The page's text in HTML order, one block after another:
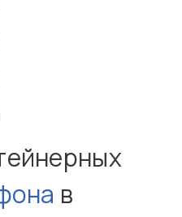
-
в